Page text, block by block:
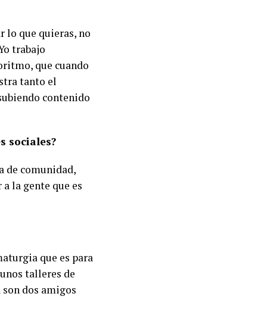
lo que quieras, no
trabajo
que cuando
tanto el
contenido
sociales?
de comunidad,
la gente que es
que es para
talleres de
dos amigos